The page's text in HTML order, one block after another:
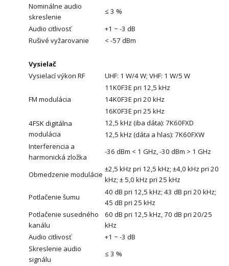
Nominálne audio
skreslenie
≤ 3 %
Audio citlivosť
+1 ~ -3 dB
Rušivé vyžarovanie
< -57 dBm
Vysielač
Vysielací výkon RF
UHF: 1 W/4 W; VHF: 1 W/5 W
FM modulácia
11K0F3E pri 12,5 kHz
14K0F3E pri 20 kHz
16K0F3E pri 25 kHz
4FSK digitálna
modulácia
12,5 kHz (iba dáta): 7K60FXD
12,5 kHz (dáta a hlas): 7K60FXW
Interferencia a
harmonická zložka
-36 dBm < 1 GHz, -30 dBm > 1 GHz
Obmedzenie modulácie
±2,5 kHz pri 12,5 kHz; ±4,0 kHz pri 20
kHz; ± 5,0 kHz pri 25 kHz
Potlačenie šumu
40 dB pri 12,5 kHz; 43 dB pri 20 kHz;
45 dB pri 25 kHz
Potlačenie susedného
kanálu
60 dB pri 12,5 kHz, 70 dB pri 20/25
kHz
Audio citlivosť
+1 ~ -3 dB
Skreslenie audio
signálu
≤ 3 %